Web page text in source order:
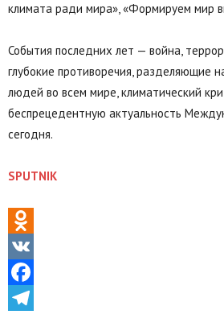
климата ради мира», «Формируем мир
События последних лет — война,
глубокие противоречия, разделяющие
людей во всем мире, климатический
беспрецедентную актуальность
сегодня.
SPUTNIK
Odnoklassniki
VK
Facebook